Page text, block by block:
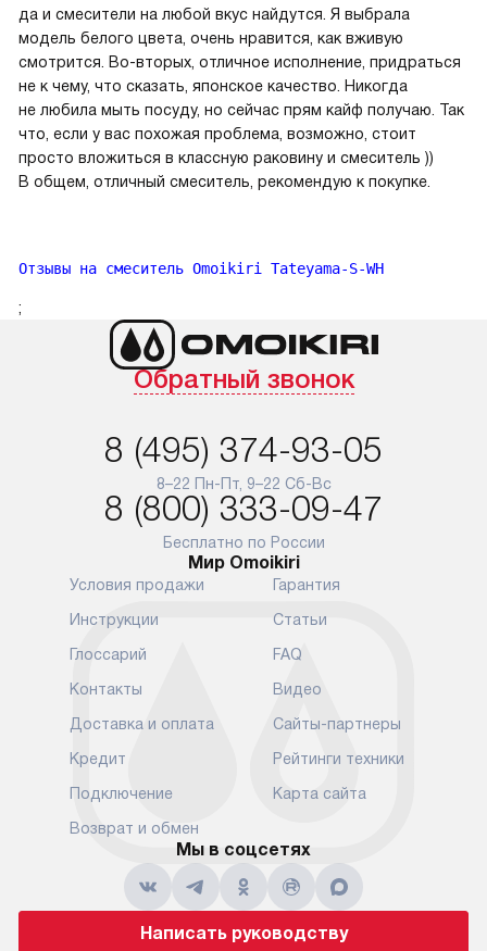
да и смесители на любой вкус найдутся. Я выбрала
модель белого цвета, очень нравится, как вживую
смотрится. Во-вторых, отличное исполнение, придраться
не к чему, что сказать, японское качество. Никогда
не любила мыть посуду, но сейчас прям кайф получаю. Так
что, если у вас похожая проблема, возможно, стоит
просто вложиться в классную раковину и смеситель ))
В общем, отличный смеситель, рекомендую к покупке.
Отзывы на смеситель Omoikiri Tateyama-S-WH
;
Обратный звонок
8 (495) 374-93-05
8–22 Пн-Пт, 9–22 Сб-Вс
8 (800) 333-09-47
Бесплатно по России
Мир Omoikiri
Условия продажи
Инструкции
Глоссарий
Контакты
Доставка и оплата
Кредит
Подключение
Возврат и обмен
Гарантия
Статьи
FAQ
Видео
Сайты-партнеры
Рейтинги техники
Карта сайта
Мы в соцсетях
Написать руководству